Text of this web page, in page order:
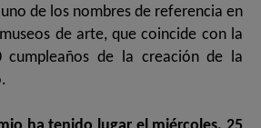
de los nombres de referencia en
de arte, que coincide con la
cumpleaños de la creación de la